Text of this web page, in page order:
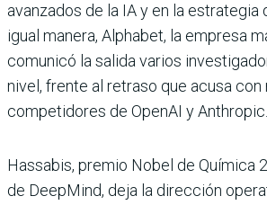
avanzados de la IA y en la estrategia
igual manera, Alphabet, la empresa
comunicó la salida varios
nivel, frente al retraso que acusa
competidores de OpenAI y Anthropic.
Hassabis, premio Nobel de Química
de DeepMind, deja la dirección